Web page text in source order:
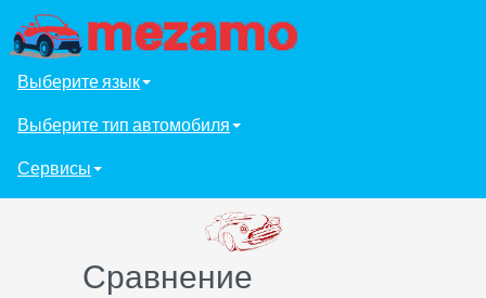
Выберите язык
Выберите тип автомобиля
Сервисы
Сравнение